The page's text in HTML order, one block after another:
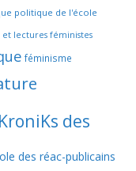
politique de l'école
et lectures féministes
féminisme
KroniKs des
des réac-publicains